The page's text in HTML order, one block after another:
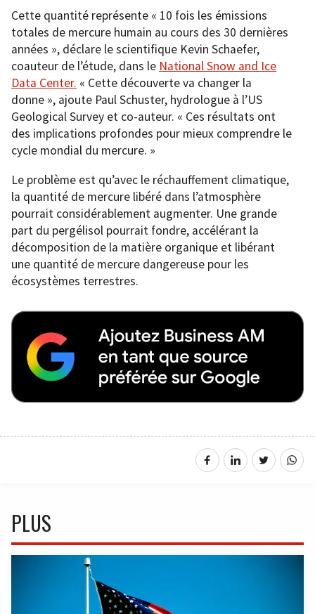
Cette quantité représente « 10 fois les émissions
totales de mercure humain au cours des 30 dernières
années », déclare le scientifique Kevin Schaefer,
coauteur de l’étude, dans le National Snow and Ice
Data Center. « Cette découverte va changer la
donne », ajoute Paul Schuster, hydrologue à l’US
Geological Survey et co-auteur. « Ces résultats ont
des implications profondes pour mieux comprendre le
cycle mondial du mercure. »
Le problème est qu’avec le réchauffement climatique,
la quantité de mercure libéré dans l’atmosphère
pourrait considérablement augmenter. Une grande
part du pergélisol pourrait fondre, accélérant la
décomposition de la matière organique et libérant
une quantité de mercure dangereuse pour les
écosystèmes terrestres.
PLUS